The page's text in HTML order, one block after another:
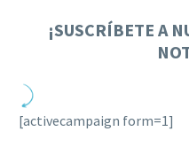
¡SUSCRÍBETE A
[activecampaign form=1]